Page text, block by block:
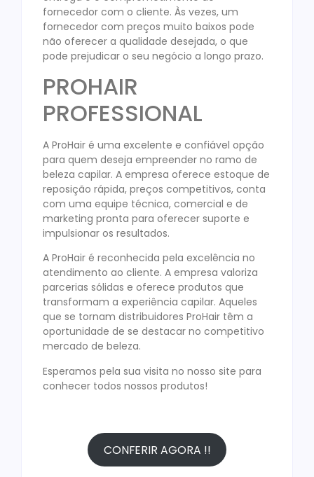
fornecedor com o cliente. Às vezes, um
fornecedor com preços muito baixos pode
não oferecer a qualidade desejada, o que
pode prejudicar o seu negócio a longo prazo.
PROHAIR
PROFESSIONAL
A ProHair é uma excelente e confiável opção
para quem deseja empreender no ramo de
beleza capilar. A empresa oferece estoque de
reposição rápida, preços competitivos, conta
com uma equipe técnica, comercial e de
marketing pronta para oferecer suporte e
impulsionar os resultados.
A ProHair é reconhecida pela excelência no
atendimento ao cliente. A empresa valoriza
parcerias sólidas e oferece produtos que
transformam a experiência capilar. Aqueles
que se tornam distribuidores ProHair têm a
oportunidade de se destacar no competitivo
mercado de beleza.
Esperamos pela sua visita no nosso site para
conhecer todos nossos produtos!
CONFERIR AGORA !!